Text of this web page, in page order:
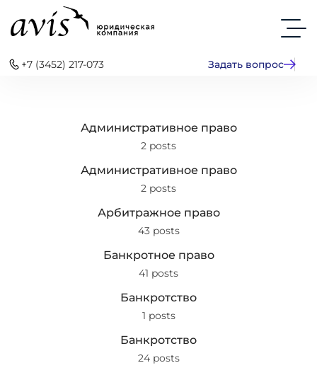
+7 (3452) 217-073 Задать вопрос
Административное право
2 posts
Административное право
2 posts
Арбитражное право
43 posts
Банкротное право
41 posts
Банкротство
1 posts
Банкротство
24 posts